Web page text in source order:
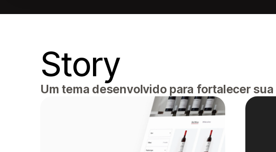
Story
Um tema desenvolvido para fortalecer